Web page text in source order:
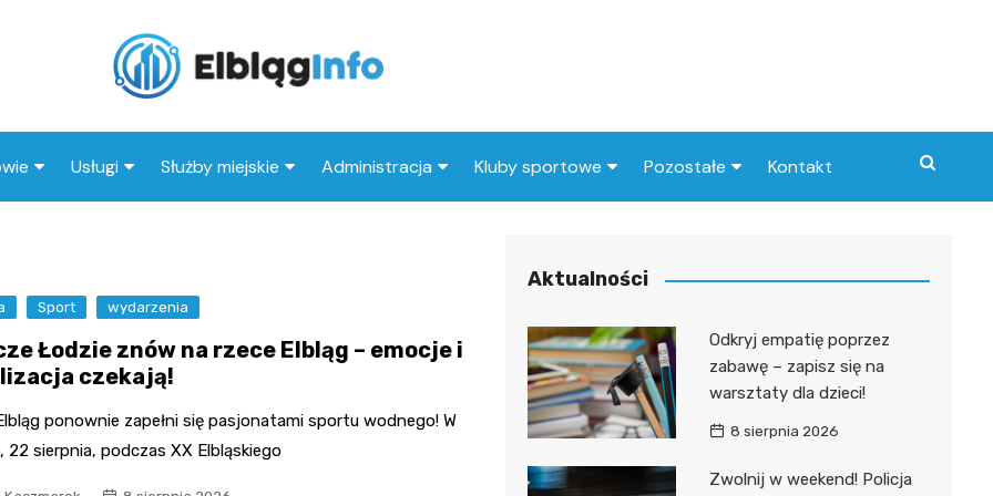
medyczny
Usługi
Taxi
Stacja paliw
Restauracja
Służby miejskie
Policja
Administracja
ZUS
Kluby sportowe
Klub piłkarski
Pozostałe Kontakt
Sport wydarzenia
Łodzie znów na rzece Elbląg – emocje i
czekają!
ponownie zapełni się pasjonatami sportu wodnego! W
22 sierpnia, podczas XX Elbląskiego
Aktualności
Odkryj empatię poprzez
zabawę – zapisz się na
warsztaty dla dzieci!
8 sierpnia 2026
Zwolnij w weekend! Policja